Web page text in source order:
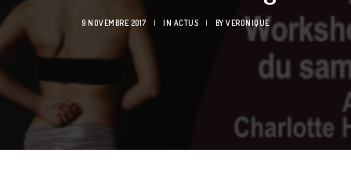
L’ASSOCIATION
GALERIES
CONTACTEZ-NOUS
FACEBOOK
9 NOVEMBRE 2017 | IN ACTUS | BYVERONIQUE